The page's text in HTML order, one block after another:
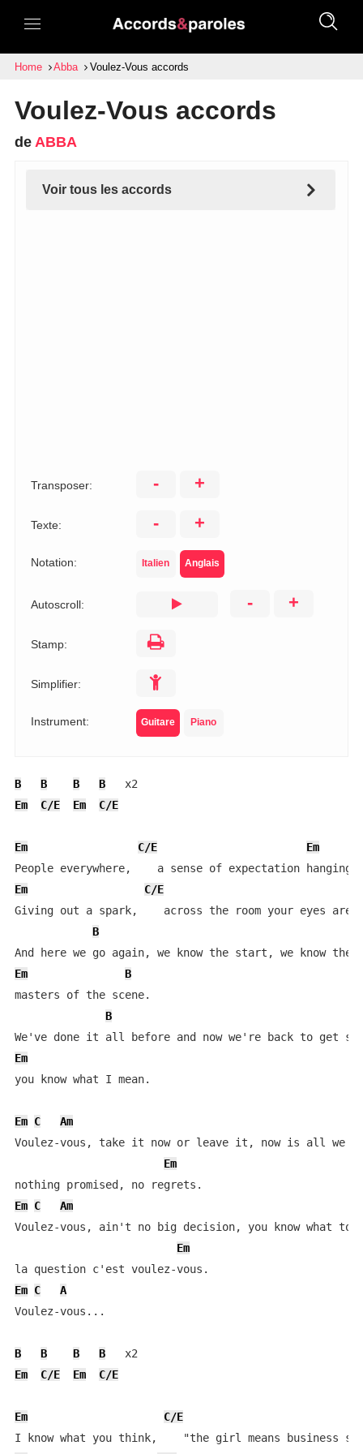
Home Abba Voulez-Vous accords
Voulez-Vous accords
de ABBA
Voir tous les accords
Transposer: - +
Texte: - +
Notation: Italien Anglais
Autoscroll: - +
Stamp:
Simplifier:
Instrument: Guitare Piano
B B B B
Em
C/E Em C/E
Em C/E Em
Em C/E
Giving out a spark,    across the room your eyes are
B
Em
B
masters of the scene.
B
Em
you know what I mean.
Em C
Am
Voulez-vous, take it now or leave it, now is all we
Em
Em C
Am
Voulez-vous, ain't no big decision, you know what to
Em
Em C
A
Voulez-vous...
B B B B
Em
C/E Em C/E
Em C/E